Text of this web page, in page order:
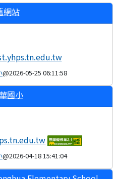
網站
@2026-05-25 06:11:58
國小
@2026-04-18 15:41:04